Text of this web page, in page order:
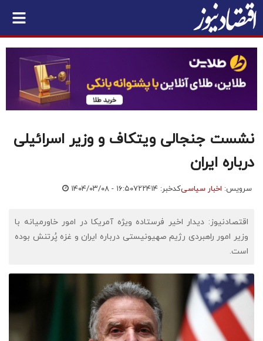
نشست جنجالی ویتکاف و وزیر اسرائیلی
درباره ایران
سرویس: اخبار سیاسیکدخبر: ۷۲۲۴۱۴ ۱۴۰۴/۰۳/۰۸ - ۱۶:۵۰
اقتصادنیوز: دیدار اخیر فرستاده ویژه آمریکا در امور خاورمیانه با
وزیر امور راهبردی رژیم صهیونیستی درباره ایران و غزه پُرتنش بوده
است.